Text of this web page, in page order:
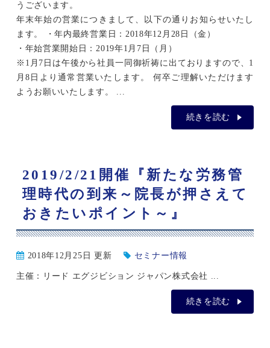
うございます。
年末年始の営業につきまして、以下の通りお知らせいたし
ます。 ・年内最終営業日：2018年12月28日（金）
・年始営業開始日：2019年1月7日（月）
※1月7日は午後から社員一同御祈祷に出ておりますので、1
月8日より通常営業いたします。 何卒ご理解いただけます
ようお願いいたします。 ...
続きを読む
2019/2/21開催『新たな労務管
理時代の到来～院長が押さえて
おきたいポイント～』
2018年12月25日 更新 セミナー情報
主催：リード エグジビション ジャパン株式会社 ...
続きを読む